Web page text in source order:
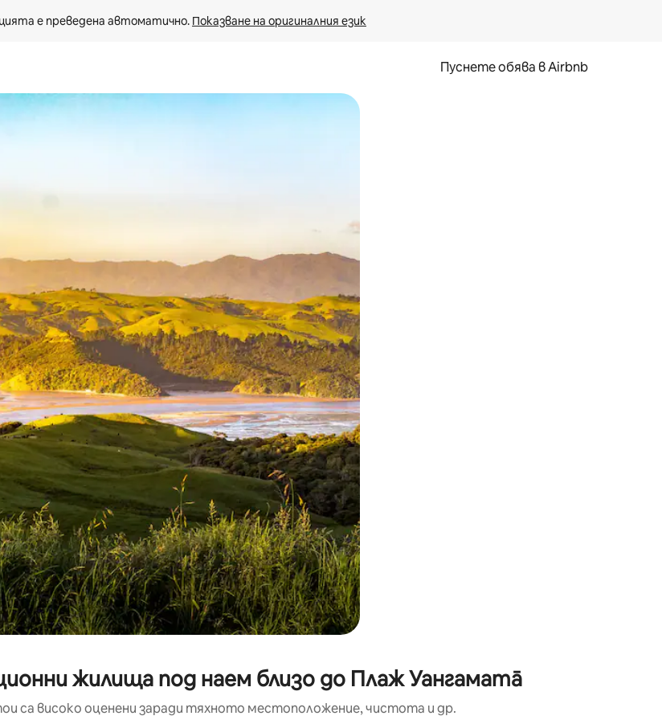
е преведена автоматично. Показване на оригиналния език
Пуснете обява в Airbnb
със стрелки нагоре и надолу или навигирайте с докосване или плъзгане.
жилища под наем близо до Плаж Уангаматā
са високо оценени заради тяхното местоположение, чистота и др.